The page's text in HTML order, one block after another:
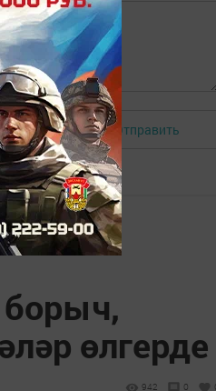
Отправить
өлгерде
942 0